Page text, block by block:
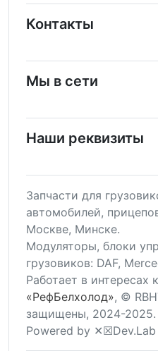
Контакты
Мы в сети
Наши реквизиты
Запчасти для
автомобилей,
Москве, Минске.
Модуляторы, блоки
грузовиков: DAF,
Работает в интересах
«РефБелхолод», ©
защищены, 2024-2025.
Powered by ✕☒Dev.Lab